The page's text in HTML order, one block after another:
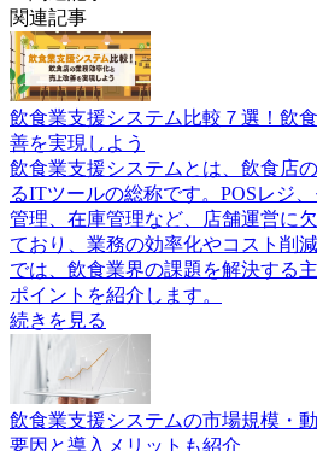
関連記事
飲食業支援システム比較７選！飲
善を実現しよう
飲食業支援システムとは、飲食店
るITツールの総称です。POSレジ
管理、在庫管理など、店舗運営に
ており、業務の効率化やコスト削
では、飲食業界の課題を解決する
ポイントを紹介します。
続きを見る
飲食業支援システムの市場規模・
要因と導入メリットも紹介